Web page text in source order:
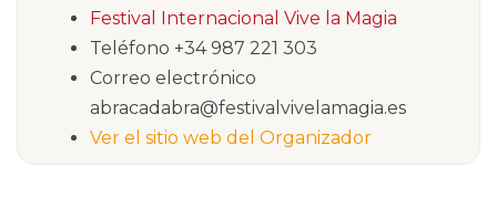
Festival Internacional Vive la Magia
Teléfono +34 987 221 303
Correo electrónico
abracadabra@festivalvivelamagia.es
Ver el sitio web del Organizador